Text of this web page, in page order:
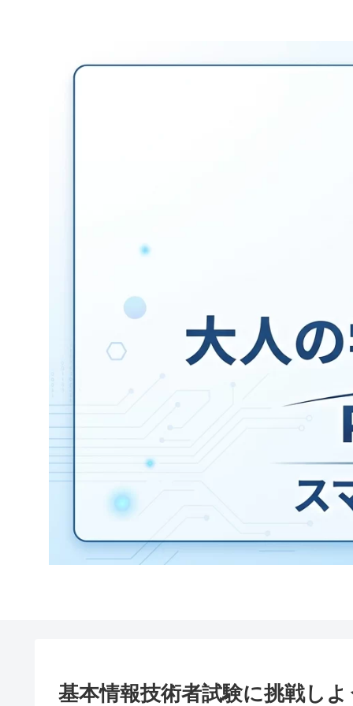
基本情報技術者試験に挑戦し